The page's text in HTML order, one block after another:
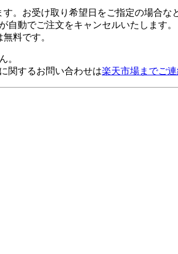
。お受け取り希望日をご指定の場合な
自動でご注文をキャンセルいたします。
料です。
。
関するお問い合わせは楽天市場までご